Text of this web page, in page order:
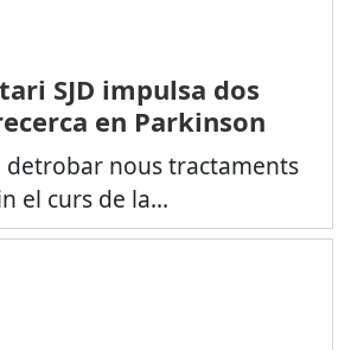
SJD impulsa dos
en Parkinson
detrobar nous tractaments
el curs de la...